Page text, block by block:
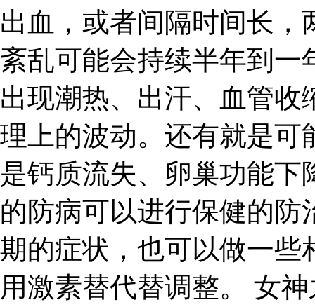
出血，或者间隔时间长
紊乱可能会持续半年到一
出现潮热、出汗、血管
理上的波动。还有就是可
是钙质流失、卵巢功能
的防病可以进行保健的
期的症状，也可以做一些
用激素替代替调整。 女